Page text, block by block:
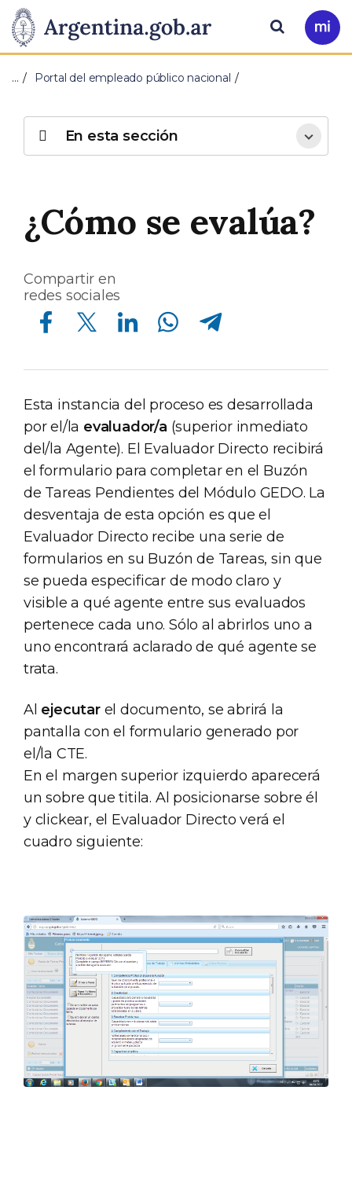
Presidencia
de
Nación
Pasar al contenido principal
Ir
a
Buscar
… Portal del empleado público nacional
¿Cómo se evalúa?
Compartir en
redes sociales
Compartir en Facebook Compartir en Twitter Compartir en Linkedin Compartir en Whatsapp Compartir en Telegram
Esta instancia del proceso es desarrollada
por el/la evaluador/a (superior inmediato
del/la Agente). El Evaluador Directo recibirá
el formulario para completar en el Buzón
de Tareas Pendientes del Módulo GEDO. La
desventaja de esta opción es que el
Evaluador Directo recibe una serie de
formularios en su Buzón de Tareas, sin que
se pueda especificar de modo claro y
visible a qué agente entre sus evaluados
pertenece cada uno. Sólo al abrirlos uno a
uno encontrará aclarado de qué agente se
trata.
Al ejecutarel documento, se abrirá la
pantalla con el formulario generado por
el/la CTE.
En el margen superior izquierdo aparecerá
un sobre que titila. Al posicionarse sobre él
y clickear, el Evaluador Directo verá el
cuadro siguiente:
En esta sección